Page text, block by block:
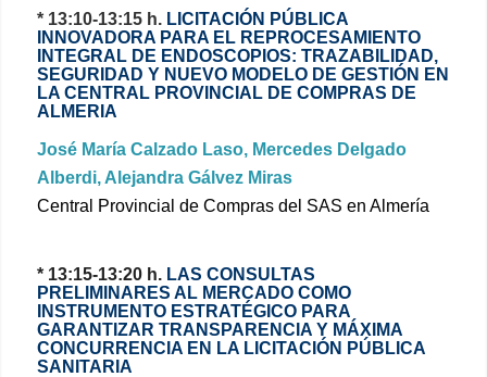
* 13:10-13:15 h. LICITACIÓN PÚBLICA
INNOVADORA PARA EL REPROCESAMIENTO
INTEGRAL DE ENDOSCOPIOS: TRAZABILIDAD,
SEGURIDAD Y NUEVO MODELO DE GESTIÓN EN
LA CENTRAL PROVINCIAL DE COMPRAS DE
ALMERIA
José María Calzado Laso, Mercedes Delgado
Alberdi, Alejandra Gálvez Miras
Central Provincial de Compras del SAS en Almería
* 13:15-13:20 h. LAS CONSULTAS
PRELIMINARES AL MERCADO COMO
INSTRUMENTO ESTRATÉGICO PARA
GARANTIZAR TRANSPARENCIA Y MÁXIMA
CONCURRENCIA EN LA LICITACIÓN PÚBLICA
SANITARIA